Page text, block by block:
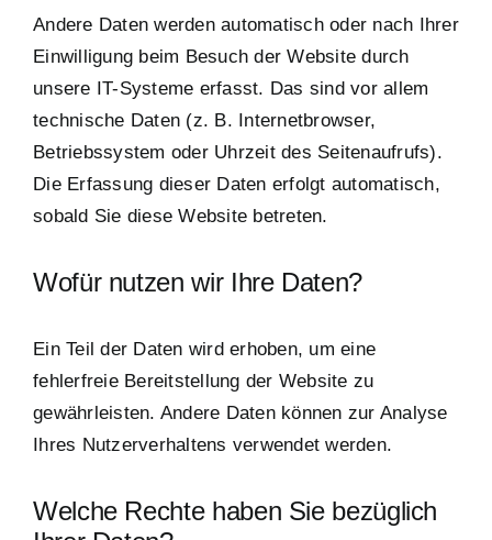
Andere Daten werden automatisch oder nach Ihrer
Einwilligung beim Besuch der Website durch
unsere IT-Systeme erfasst. Das sind vor allem
technische Daten (z. B. Internetbrowser,
Betriebssystem oder Uhrzeit des Seitenaufrufs).
Die Erfassung dieser Daten erfolgt automatisch,
sobald Sie diese Website betreten.
Wofür nutzen wir Ihre Daten?
Ein Teil der Daten wird erhoben, um eine
fehlerfreie Bereitstellung der Website zu
gewährleisten. Andere Daten können zur Analyse
Ihres Nutzerverhaltens verwendet werden.
Welche Rechte haben Sie bezüglich